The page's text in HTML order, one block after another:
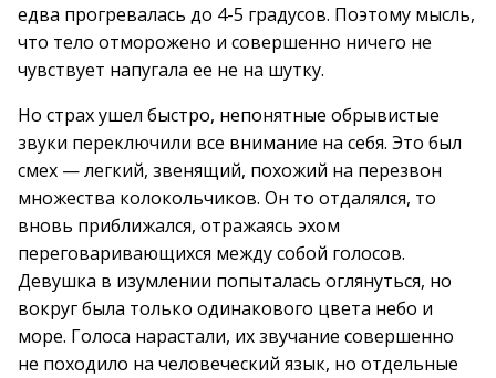
едва прогревалась до 4-5 градусов. Поэтому мысль,
что тело отморожено и совершенно ничего не
чувствует напугала ее не на шутку.
Но страх ушел быстро, непонятные обрывистые
звуки переключили все внимание на себя. Это был
смех — легкий, звенящий, похожий на перезвон
множества колокольчиков. Он то отдалялся, то
вновь приближался, отражаясь эхом
переговаривающихся между собой голосов.
Девушка в изумлении попыталась оглянуться, но
вокруг была только одинакового цвета небо и
море. Голоса нарастали, их звучание совершенно
не походило на человеческий язык, но отдельные